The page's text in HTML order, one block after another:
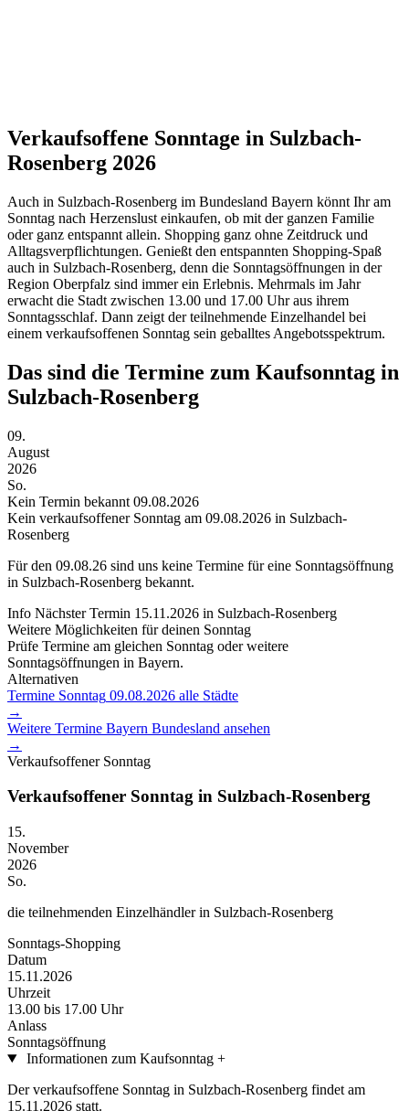
Verkaufsoffene Sonntage in Sulzbach-
Rosenberg 2026
Auch in Sulzbach-Rosenberg im Bundesland Bayern könnt Ihr am
Sonntag nach Herzenslust einkaufen, ob mit der ganzen Familie
oder ganz entspannt allein. Shopping ganz ohne Zeitdruck und
Alltagsverpflichtungen. Genießt den entspannten Shopping-Spaß
auch in Sulzbach-Rosenberg, denn die Sonntagsöffnungen in der
Region Oberpfalz sind immer ein Erlebnis. Mehrmals im Jahr
erwacht die Stadt zwischen 13.00 und 17.00 Uhr aus ihrem
Sonntagsschlaf. Dann zeigt der teilnehmende Einzelhandel bei
einem verkaufsoffenen Sonntag sein geballtes Angebotsspektrum.
Das sind die Termine zum Kaufsonntag in
Sulzbach-Rosenberg
09.
August
2026
So.
Kein Termin bekannt 09.08.2026
Kein verkaufsoffener Sonntag am 09.08.2026 in Sulzbach-
Rosenberg
Für den 09.08.26 sind uns keine Termine für eine Sonntagsöffnung
in Sulzbach-Rosenberg bekannt.
Info Nächster Termin 15.11.2026 in Sulzbach-Rosenberg
Weitere Möglichkeiten für deinen Sonntag
Prüfe Termine am gleichen Sonntag oder weitere
Sonntagsöffnungen in Bayern.
Alternativen
Termine Sonntag 09.08.2026 alle Städte
→
Weitere Termine Bayern Bundesland ansehen
→
Verkaufsoffener Sonntag
Verkaufsoffener Sonntag in Sulzbach-Rosenberg
15.
November
2026
So.
die teilnehmenden Einzelhändler in Sulzbach-Rosenberg
Sonntags-Shopping
Datum
15.11.2026
Uhrzeit
13.00 bis 17.00 Uhr
Anlass
Sonntagsöffnung
Informationen zum Kaufsonntag +
Der verkaufsoffene Sonntag in Sulzbach-Rosenberg findet am
15.11.2026 statt.